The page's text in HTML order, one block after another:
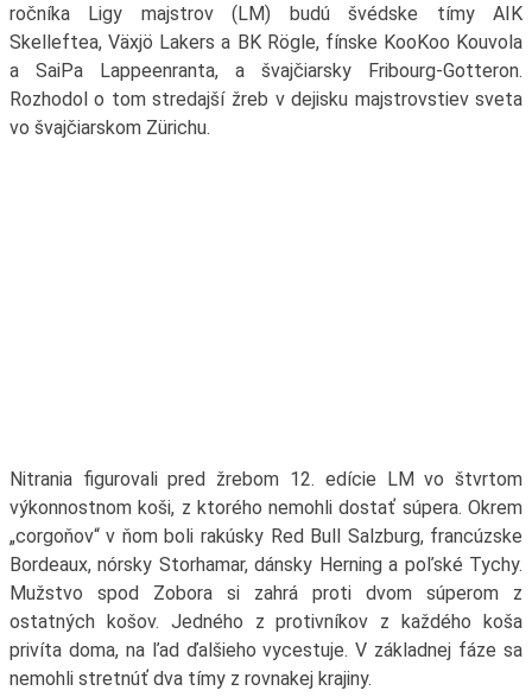
ročníka Ligy majstrov (LM) budú švédske tímy AIK
Skelleftea, Växjö Lakers a BK Rögle, fínske KooKoo Kouvola
a SaiPa Lappeenranta, a švajčiarsky Fribourg-Gotteron.
Rozhodol o tom stredajší žreb v dejisku majstrovstiev sveta
vo švajčiarskom Zürichu.
Nitrania figurovali pred žrebom 12. edície LM vo štvrtom
výkonnostnom koši, z ktorého nemohli dostať súpera. Okrem
„corgoňov“ v ňom boli rakúsky Red Bull Salzburg, francúzske
Bordeaux, nórsky Storhamar, dánsky Herning a poľské Tychy.
Mužstvo spod Zobora si zahrá proti dvom súperom z
ostatných košov. Jedného z protivníkov z každého koša
privíta doma, na ľad ďalšieho vycestuje. V základnej fáze sa
nemohli stretnúť dva tímy z rovnakej krajiny.